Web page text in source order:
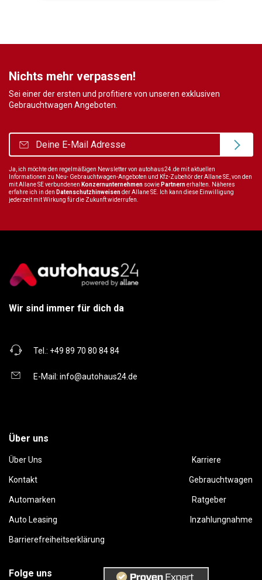
Nichts mehr verpassen!
Sei einer der ersten und profitiere von unseren exklusiven
Gebrauchtwagen Angeboten.
Ja, ich möchte den regelmäßigen Newsletter von autohaus24.de mit aktuellen
Informationen zu Neu- Gebrauchtwagen-Angeboten und Kfz-Zubehör der Allane SE, von den
mit Allane SE verbundenen Konzernunternehmen sowie Partnernerhalten. Näheres
erfahre ich in den Datenschutzhinweisender Allane SE. Ich kann diese Einwilligung
jederzeit mit Wirkung für die Zukunft widerrufen.
Wir sind immer für dich da
Tel.: +49 89 70 80 84 84
E-Mail: info@autohaus24.de
Über uns
Über Uns Karriere
Kontakt Gebrauchtwagen
Automarken Ratgeber
Auto Leasing Inzahlungnahme
Barrierefreiheitserklärung
Folge uns